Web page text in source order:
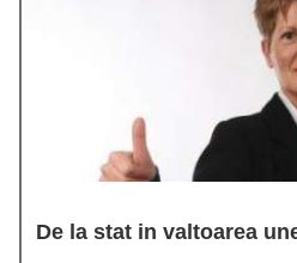
De la stat in valtoarea